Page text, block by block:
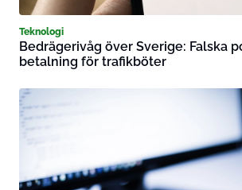
Teknologi
Bedrägerivåg över Sverige: Falska
betalning för trafikböter